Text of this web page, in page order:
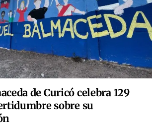
de Curicó celebra 129
sobre su